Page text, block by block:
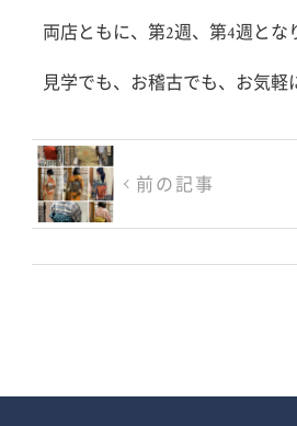
両店ともに、第2週、第4週とな
見学でも、お稽古でも、お気軽
前の記事